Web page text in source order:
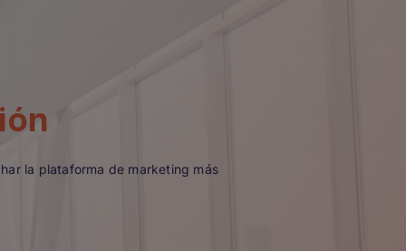
la plataforma de marketing más